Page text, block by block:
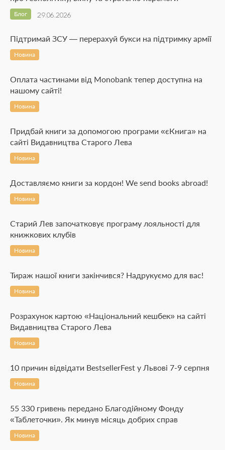
29.06.2026
Блог
Підтримай ЗСУ — перерахуй букси на підтримку армії
Новина
Оплата частинами від Monobank тепер доступна на
нашому сайті!
Новина
Придбай книги за допомогою програми «єКнига» на
сайті Видавництва Старого Лева
Новина
Доставляємо книги за кордон! We send books abroad!
Новина
Старий Лев започатковує програму лояльності для
книжкових клубів
Новина
Тираж нашої книги закінчився? Надрукуємо для вас!
Новина
Розрахунок картою «Національний кешбек» на сайті
Видавництва Старого Лева
Новина
10 причин відвідати BestsellerFest у Львові 7-9 серпня
Новина
55 330 гривень передано Благодійному Фонду
«Таблеточки». Як минув місяць добрих справ
Новина